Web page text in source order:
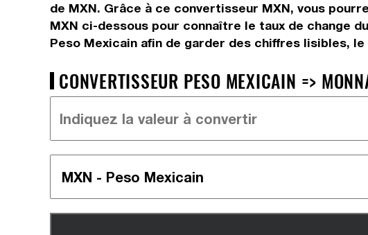
de MXN. Grâce à ce convertisseur MXN, vous
MXN ci-dessous pour connaître le taux de change
Peso Mexicain afin de garder des chiffres lisibles,
CONVERTISSEUR PESO MEXICAIN =>